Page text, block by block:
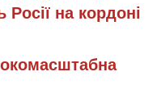
Росії на кордоні